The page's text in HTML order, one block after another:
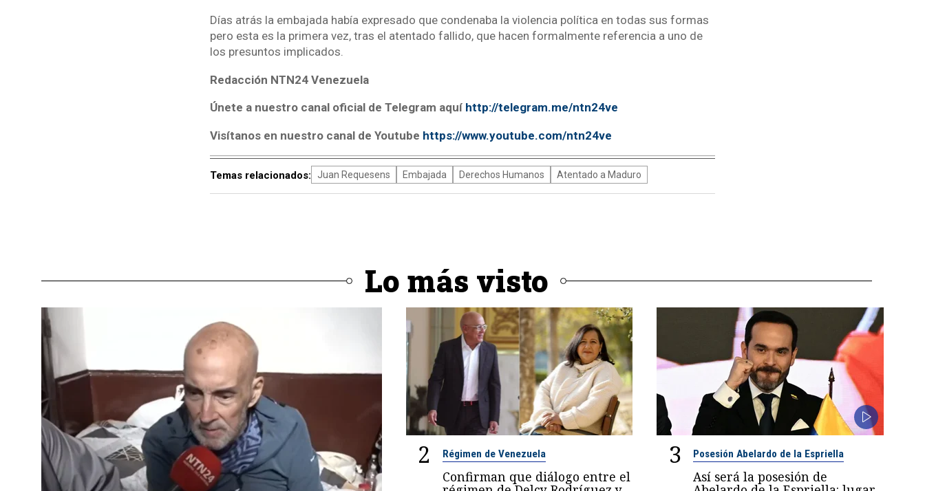
Días atrás la embajada había expresado que condenaba la violencia política en todas sus formas
pero esta es la primera vez, tras el atentado fallido, que hacen formalmente referencia a uno de
los presuntos implicados.
Redacción NTN24 Venezuela
Únete a nuestro canal oficial de Telegram aquí http://telegram.me/ntn24ve
Visítanos en nuestro canal de Youtube https://www.youtube.com/ntn24ve
Temas relacionados: Juan Requesens Embajada Derechos Humanos Atentado a Maduro
Lo más visto
2 Régimen de Venezuela
Confirman que diálogo entre el
3 Posesión Abelardo de la Espriella
Así será la posesión de